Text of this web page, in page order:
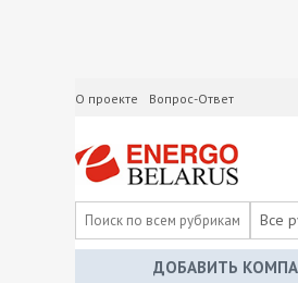
О проекте Вопрос-Ответ
Все
ДОБАВИТЬ